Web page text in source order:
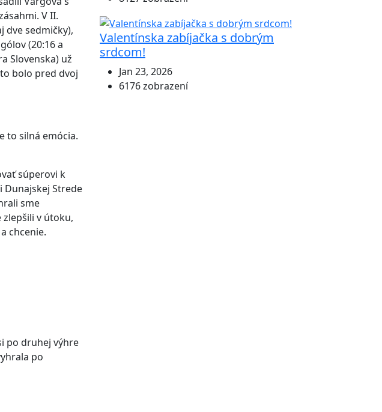
V II.
dve sedmičky),
(20:16 a
Slovenska) už
bolo pred dvoj
to silná emócia.
súperovi k
Dunajskej Strede
sme
zlepšili v útoku,
chcenie.
po druhej výhre
po
Valentínska zabíjačka s dobrým
srdcom!
Jan 23, 2026
6176 zobrazení